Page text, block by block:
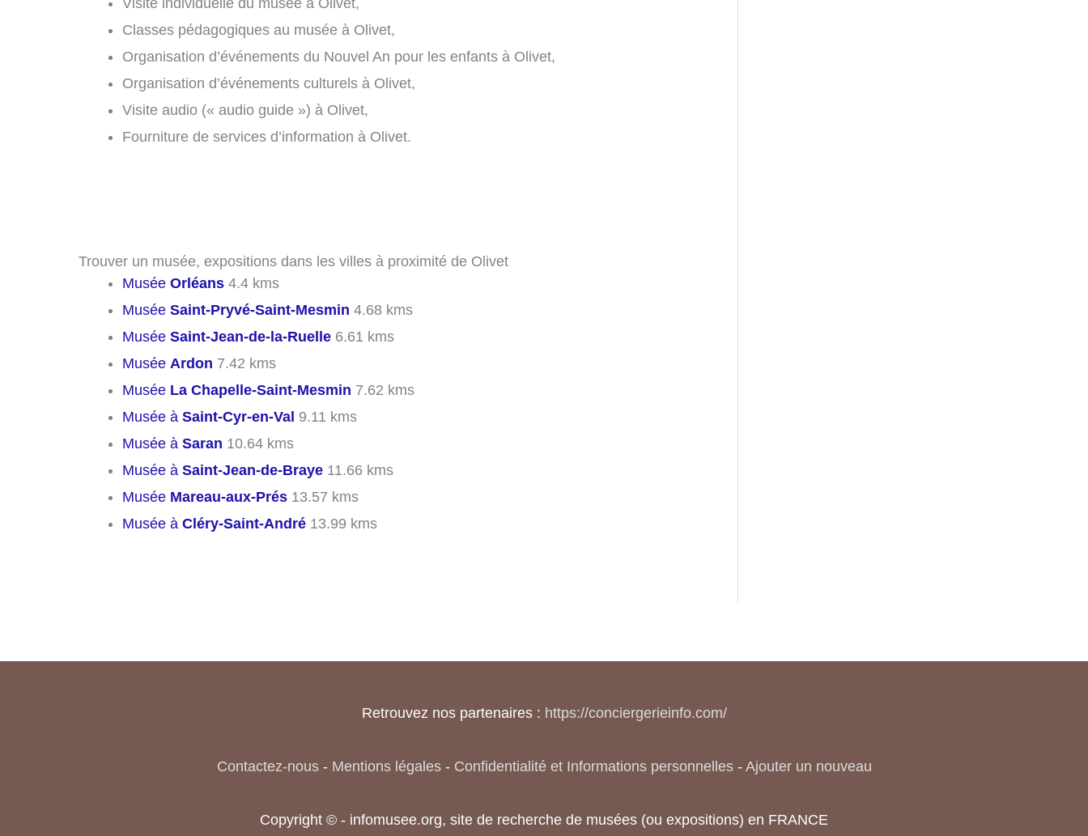
Classes pédagogiques au musée à Olivet,
Organisation d’événements du Nouvel An pour les enfants à Olivet,
Organisation d’événements culturels à Olivet,
Visite audio (« audio guide ») à Olivet,
Fourniture de services d’information à Olivet.
Trouver un musée, expositions dans les villes à proximité de Olivet
Musée Orléans 4.4 kms
Musée Saint-Pryvé-Saint-Mesmin 4.68 kms
Musée Saint-Jean-de-la-Ruelle 6.61 kms
Musée Ardon 7.42 kms
Musée La Chapelle-Saint-Mesmin 7.62 kms
Musée à Saint-Cyr-en-Val 9.11 kms
Musée à Saran 10.64 kms
Musée à Saint-Jean-de-Braye 11.66 kms
Musée Mareau-aux-Prés 13.57 kms
Musée à Cléry-Saint-André 13.99 kms
Retrouvez nos partenaires : https://conciergerieinfo.com/
Contactez-nous- Mentions légales- Confidentialité et Informations personnelles- Ajouter un nouveau
Copyright © - infomusee.org, site de recherche de musées (ou expositions) en FRANCE